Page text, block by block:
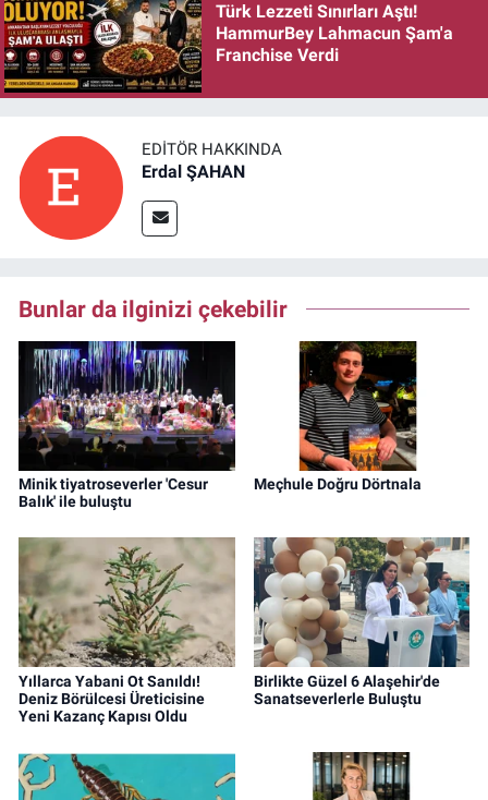
Türk Lezzeti Sınırları Aştı!
HammurBey Lahmacun Şam'a
Franchise Verdi
EDITÖR HAKKINDA
Erdal ŞAHAN
Bunlar da ilginizi çekebilir
Minik tiyatroseverler 'Cesur
Balık' ile buluştu
Meçhule Doğru Dörtnala
Yıllarca Yabani Ot Sanıldı!
Deniz Börülcesi Üreticisine
Yeni Kazanç Kapısı Oldu
Birlikte Güzel 6 Alaşehir'de
Sanatseverlerle Buluştu